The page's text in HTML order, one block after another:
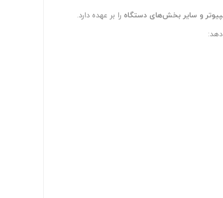
و سایر بخش‌های دستگاه را بر عهده دارد.